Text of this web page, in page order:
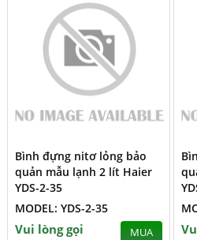
Bình đựng nitơ lỏng bảo
quản mẫu lạnh 2 lít Haier
YDS-2-35
MODEL: YDS-2-35
Vui lòng gọi MUA